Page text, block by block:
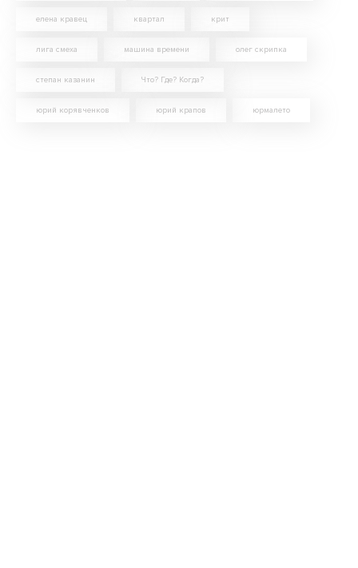
елена кравец квартал крит
лига смеха машина времени олег скрипка
степан казанин Что? Где? Когда?
юрий корявченков юрий крапов юрмалето